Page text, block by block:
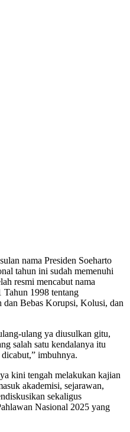
nama Presiden Soeharto
tahun ini sudah memenuhi
resmi mencabut nama
1998 tentang
dan Bebas Korupsi, Kolusi, dan
ulang ya diusulkan gitu,
salah satu kendalanya itu
imbuhnya.
kini tengah melakukan kajian
akademisi, sejarawan,
sekaligus
Nasional 2025 yang